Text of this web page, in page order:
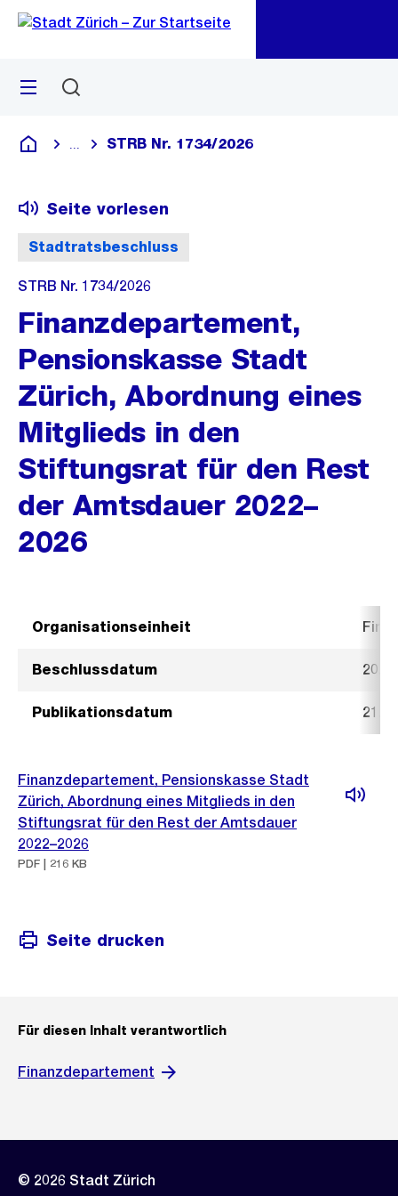
Navigation
Sprunglink
Menü
Deutsch
Blende alle Breadcrumbs ein
STRB Nr. 1734/2026
Stadtratsbeschluss
Seite vorlesen
STRB Nr. 1734/2026
Finanzdepartement,
Pensionskasse Stadt
Zürich, Abordnung eines
Mitglieds in den
Stiftungsrat für den Rest
der Amtsdauer 2022–
2026
Organisationseinheit
Beschlussdatum 20.
Publikationsdatum 21.
Finanzdepartement, Pensionskasse Stadt
Zürich, Abordnung eines Mitglieds in den
Stiftungsrat für den Rest der Amtsdauer
2022–2026
PDF | 216 KB
Seite drucken
Für diesen Inhalt verantwortlich
Finanzdepartement
© 2026 Stadt Zürich